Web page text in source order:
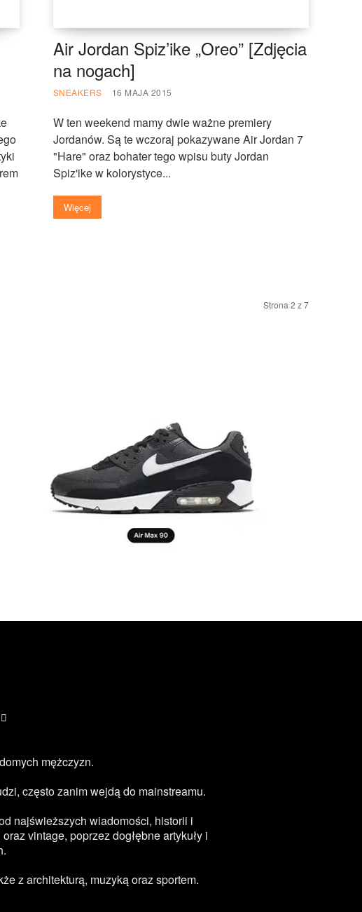
Air Jordan Spiz’ike „Oreo” [Zdjęcia
na nogach]
SNEAKERS 16 MAJA 2015
W ten weekend mamy dwie ważne premiery
Jordanów. Są te wczoraj pokazywane Air Jordan 7
"Hare" oraz bohater tego wpisu buty Jordan
Spiz'ike w kolorystyce...
Więcej
Strona 2 z 7
mężczyzn.
często zanim wejdą do mainstreamu.
najświeższych wiadomości, historii i
vintage, poprzez dogłębne artykuły i
z architekturą, muzyką oraz sportem.